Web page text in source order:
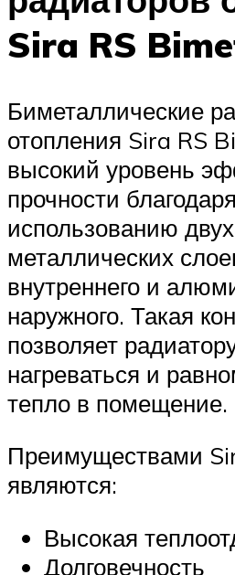
Sira RS
Биметаллические
отопления Sira RS
высокий уровень
прочности благодаря
использованию двух
металлических
внутреннего и
наружного. Такая
позволяет
нагреваться и
тепло в помещение.
Преимуществами
являются:
Высокая
Долговечность